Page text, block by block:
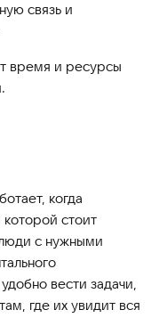
связь и
время и ресурсы
когда
стоит
с нужными
вести задачи,
где их увидит вся